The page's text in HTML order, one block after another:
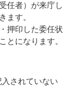
任者）が来庁し
ます。
押印した委任状
とになります。
されていない